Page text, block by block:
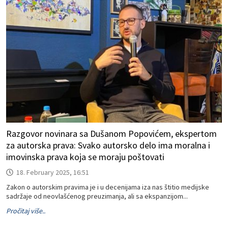
Razgovor novinara sa Dušanom Popovićem, ekspertom
za autorska prava: Svako autorsko delo ima moralna i
imovinska prava koja se moraju poštovati
18. February 2025, 16:51
Zakon o autorskim pravima je i u decenijama iza nas štitio medijske
sadržaje od neovlašćenog preuzimanja, ali sa ekspanzijom...
Pročitaj više..